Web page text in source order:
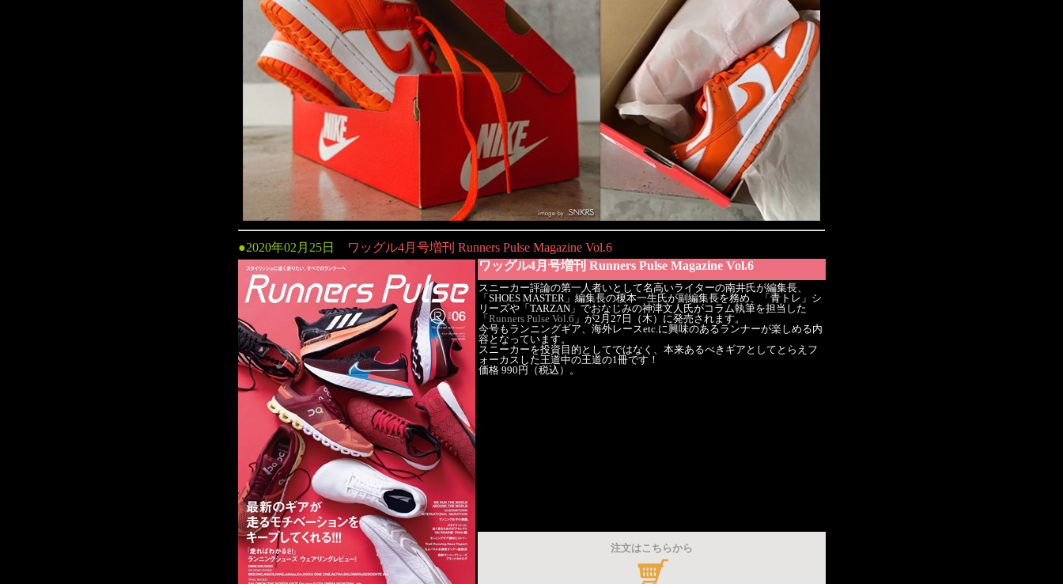
●2020年02月25日
ワッグル4月号増刊 Runners Pulse Magazine Vol.6
ワッグル4月号増刊 Runners Pulse Magazine Vol.6
スニーカー評論の第一人者いとして名高いライターの南井氏が編集長、
「SHOES MASTER」編集長の榎本一生氏が副編集長を務め、「青トレ」シ
リーズや「TARZAN」でおなじみの神津文人氏がコラム執筆を担当した
「 Runners Pulse Vol.6 」が2月27日（木）に発売されます。
今号もランニングギア、海外レースetc.に興味のあるランナーが楽しめる内
容となっています。
スニーカーを投資目的としてではなく、本来あるべきギアとしてとらえフ
ォーカスした王道中の王道の1冊です！
価格 990円（税込）。
注文はこちらから